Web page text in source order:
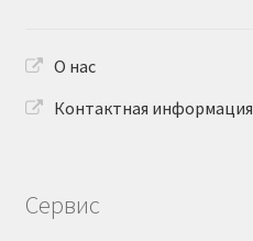
О нас
Контактная информация
Сервис